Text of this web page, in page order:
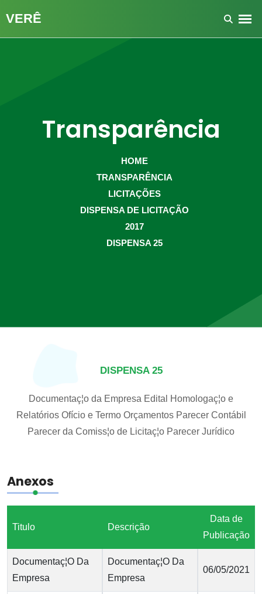
Transparência
HOME
TRANSPARÊNCIA
LICITAÇÕES
DISPENSA DE LICITAÇÃO
2017
DISPENSA 25
DISPENSA 25
Documentaç¦o da Empresa Edital
Homologaç¦o e
Relatórios Ofício e Termo Orçamentos Parecer Contábil
Parecer da Comiss¦o de Licitaç¦o Parecer Jurídico
Anexos
Titulo Descrição
Data de
Publicação
Documentaç¦O Da
Empresa
Documentaç¦O Da
Empresa
06/05/2021